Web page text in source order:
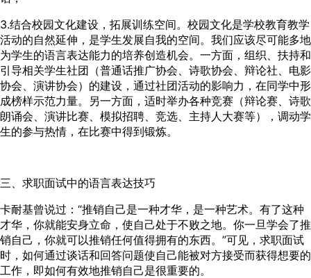
3.结合校园文化建设，拓展训练空间。校园文化是学校教育教学
活动的自然延伸，是学生发展自我的空间。我们应该尽可能多地
为学生的语言表达能力的培养创造机会。一方面，组织、扶持和
引导相关学生社团（普通话推广协会、诗歌协会、辩论社、电影
协会、演讲协会）的建设，通过社团活动的影响力，在同学中形
成榜样示范力量。另一方面，适时举办各种竞赛（辩论赛、诗歌
朗诵会、演讲比赛、模拟招聘、竞选、主持人大赛等），调动学
生的参与热情，在比赛中得到锻炼。
三、求职面试中的语言表达技巧
卡耐基曾说过：“推销自己是一种才华，是一种艺术。有了这种
才华，你就能安身立命，使自己处于不败之地。你一旦学会了推
销自己，你就可以推销任何值得拥有的东西。”可见，求职面试
时，如何通过谈话和回答问题使自己能被对方接受而获得想要的
工作，即如何有效地推销自己是很重要的。